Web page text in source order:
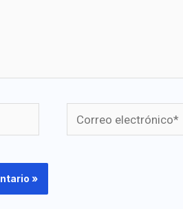
Correo
electrónico*